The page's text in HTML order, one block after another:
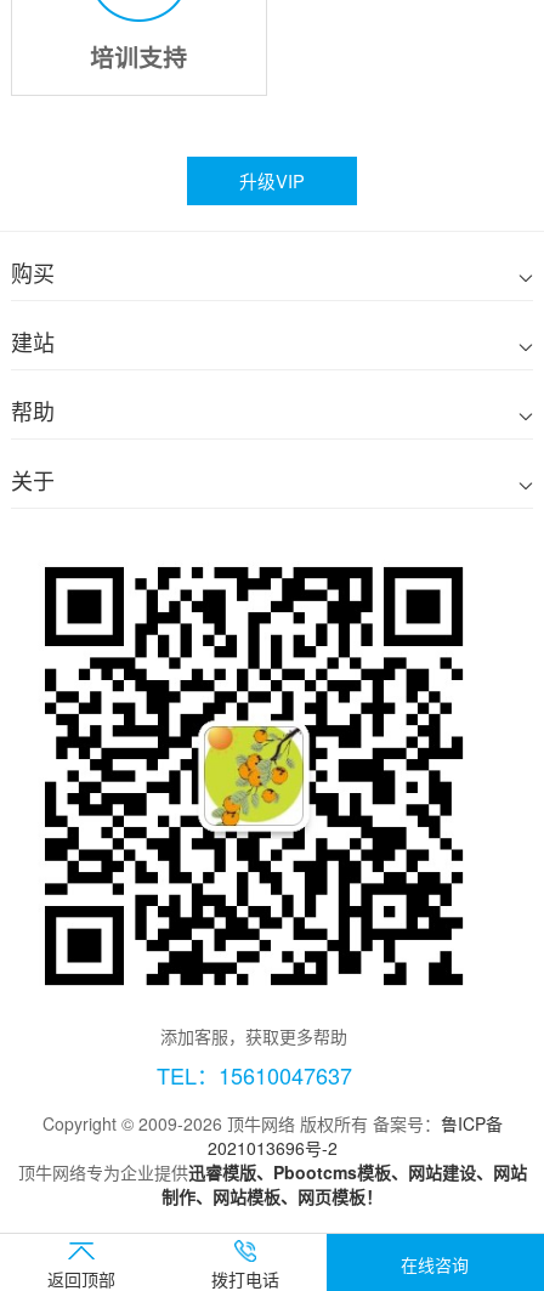
培训支持
升级VIP
购买
建站
帮助
关于
添加客服，获取更多帮助
TEL：15610047637
Copyright © 2009-2026 顶牛网络 版权所有 备案号： 鲁ICP备
2021013696号-2
顶牛网络专为企业提供迅睿模版、Pbootcms模板、网站建设、网站
制作、网站模板、网页模板！
返回顶部 拨打电话
在线咨询